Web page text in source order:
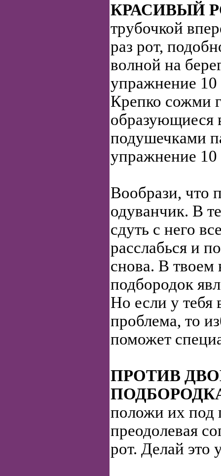
КРАСИВЫЙ
трубочкой
раз рот,
волной на
упражнение 10
Крепко сожми
образующиеся
подушечками
упражнение 10
Вообрази, что
одуванчик. В
сдуть с него
расслабься и
снова. В твоем
подбородок
Но если у тебя
проблема, то
поможет
ПРОТИВ
положи их под
преодолевая
рот. Делай это